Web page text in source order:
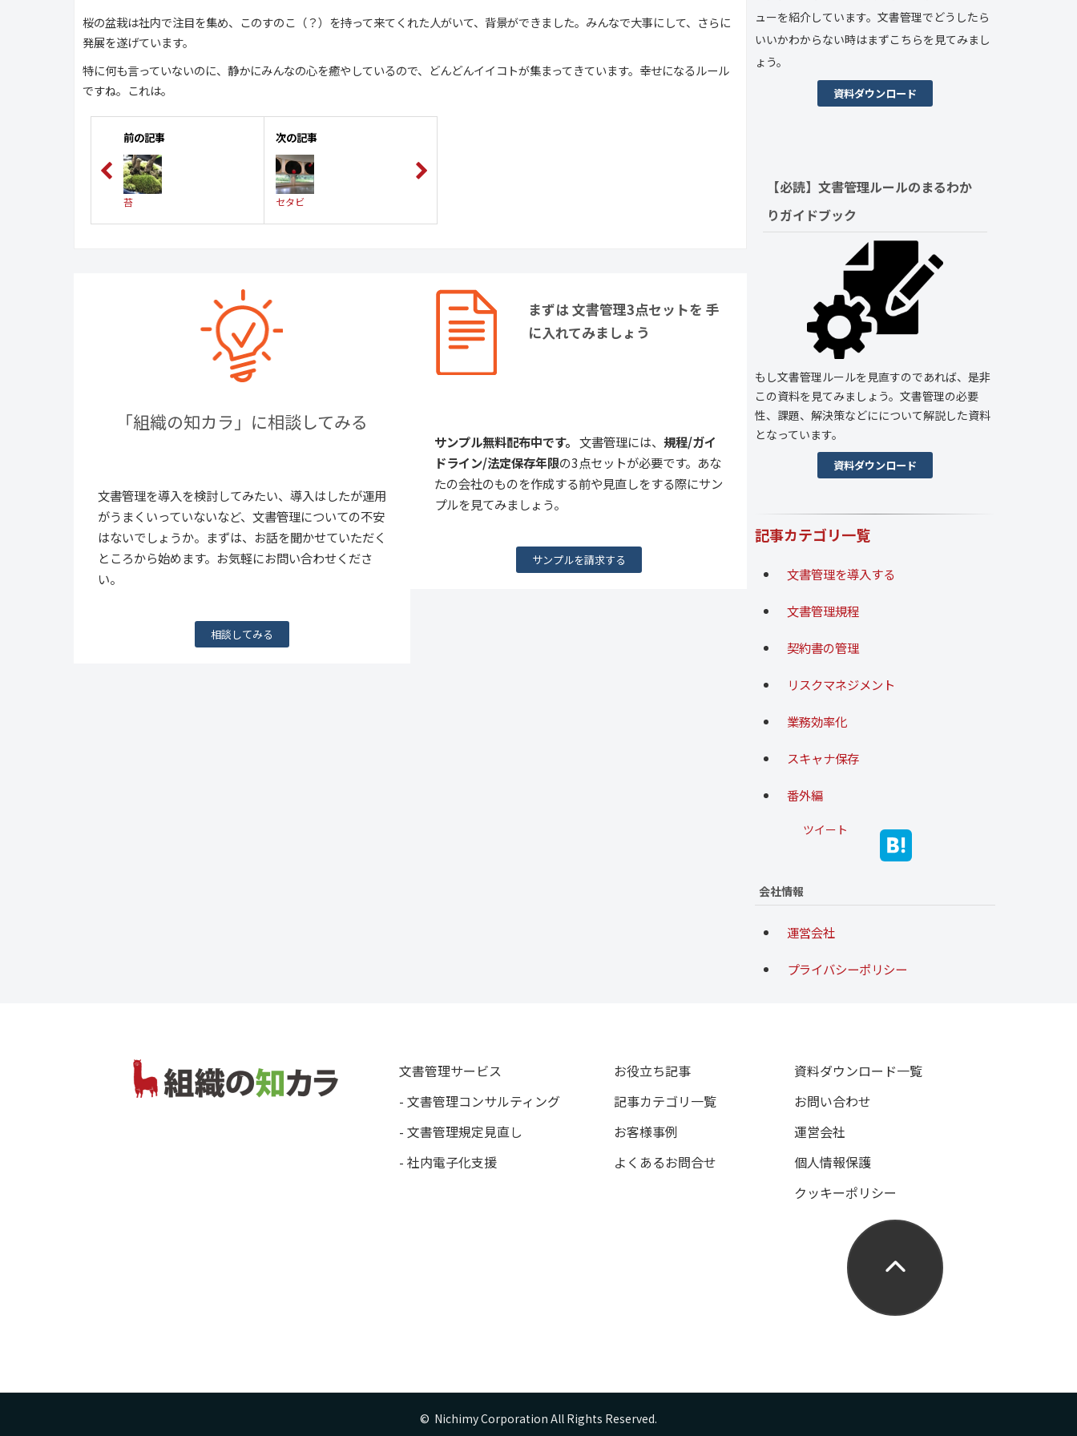
桜の盆栽は社内で注目を集め、このすのこ（？）を持って来てくれた人がいて、背景ができました。みんなで大事にして、さらに
発展を遂げています。
特に何も言っていないのに、静かにみんなの心を癒やしているので、どんどんイイコトが集まってきています。幸せになるルール
ですね。これは。
前の記事
苔
次の記事
セタビ
「組織の知カラ」に相談してみる
文書管理を導入を検討してみたい、導入はしたが運用
がうまくいっていないなど、文書管理についての不安
はないでしょうか。まずは、お話を聞かせていただく
ところから始めます。お気軽にお問い合わせくださ
い。
相談してみる
まずは 文書管理3点セットを 手
に入れてみましょう
サンプル無料配布中です。 文書管理には、 規程/ガイ
ドライン/法定保存年限の3点セットが必要です。あな
たの会社のものを作成する前や見直しをする際にサン
プルを見てみましょう。
サンプルを請求する
ューを紹介しています。文書管理でどうしたら
いいかわからない時はまずこちらを見てみまし
ょう。
資料ダウンロード
【必読】文書管理ルールのまるわか
りガイドブック
もし文書管理ルールを見直すのであれば、是非
この資料を見てみましょう。文書管理の必要
性、課題、解決策などにについて解説した資料
となっています。
資料ダウンロード
記事カテゴリ一覧
文書管理を導入する
文書管理規程
契約書の管理
リスクマネジメント
業務効率化
スキャナ保存
番外編
ツイート
会社情報
運営会社
プライバシーポリシー
文書管理サービス
- 文書管理コンサルティング
- 文書管理規定見直し
- 社内電子化支援
お役立ち記事
記事カテゴリ一覧
お客様事例
よくあるお問合せ
資料ダウンロード一覧
お問い合わせ
運営会社
個人情報保護
クッキーポリシー
©  Nichimy Corporation All Rights Reserved.